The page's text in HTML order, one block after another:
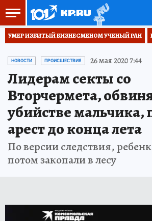
УМЕР ИЗБИТЫЙ БИЗНЕСМЕНОМ УЧЕНЫЙ РАН
НОВОСТИ ПРОИСШЕСТВИЯ 26 мая 2020 7:44
Лидерам секты со
Вторчермета,
убийстве мальчика,
арест до конца лета
По версии следствия,
потом закопали в лесу